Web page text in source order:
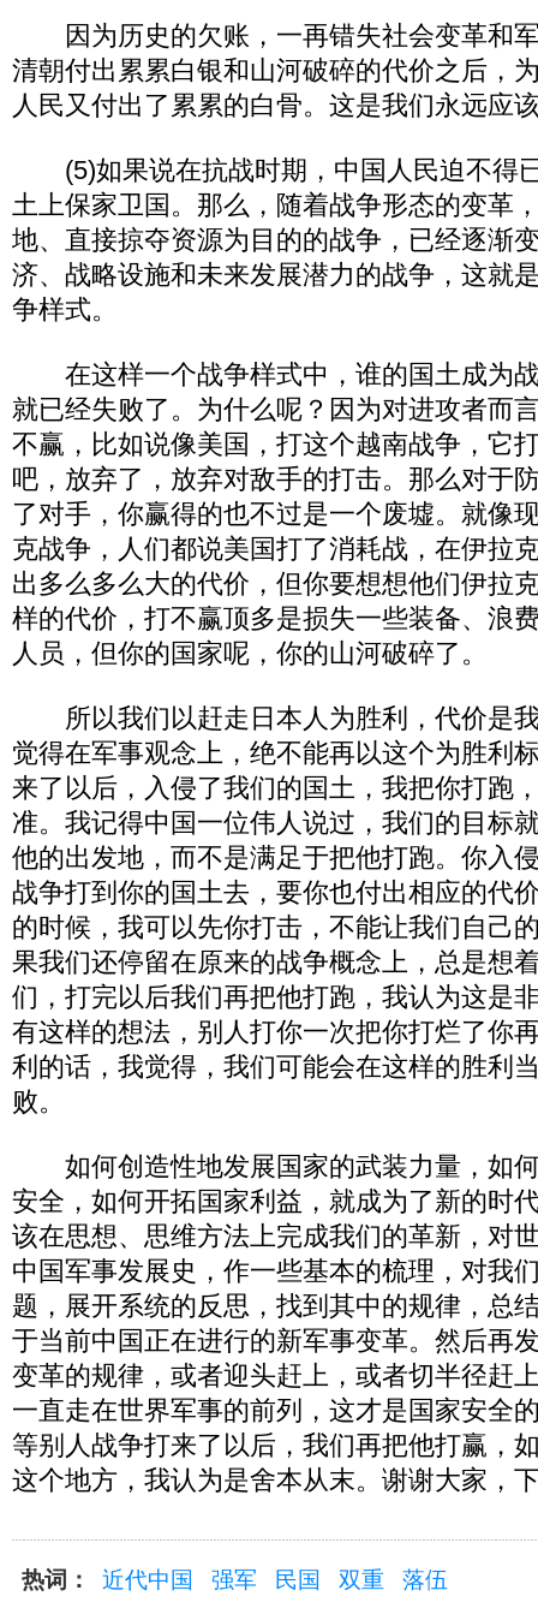
因为历史的欠账，一再错失社会变革和
清朝付出累累白银和山河破碎的代价之后，
人民又付出了累累的白骨。这是我们永远应
(5)如果说在抗战时期，中国人民迫不得
土上保家卫国。那么，随着战争形态的变革
地、直接掠夺资源为目的的战争，已经逐渐
济、战略设施和未来发展潜力的战争，这就
争样式。
在这样一个战争样式中，谁的国土成为
就已经失败了。为什么呢？因为对进攻者而
不赢，比如说像美国，打这个越南战争，它
吧，放弃了，放弃对敌手的打击。那么对于
了对手，你赢得的也不过是一个废墟。就像
克战争，人们都说美国打了消耗战，在伊拉
出多么多么大的代价，但你要想想他们伊拉
样的代价，打不赢顶多是损失一些装备、浪
人员，但你的国家呢，你的山河破碎了。
所以我们以赶走日本人为胜利，代价是
觉得在军事观念上，绝不能再以这个为胜利
来了以后，入侵了我们的国土，我把你打跑
准。我记得中国一位伟人说过，我们的目标
他的出发地，而不是满足于把他打跑。你入
战争打到你的国土去，要你也付出相应的代
的时候，我可以先你打击，不能让我们自己
果我们还停留在原来的战争概念上，总是想
们，打完以后我们再把他打跑，我认为这是
有这样的想法，别人打你一次把你打烂了你
利的话，我觉得，我们可能会在这样的胜利
败。
如何创造性地发展国家的武装力量，如
安全，如何开拓国家利益，就成为了新的时
该在思想、思维方法上完成我们的革新，对
中国军事发展史，作一些基本的梳理，对我
题，展开系统的反思，找到其中的规律，总
于当前中国正在进行的新军事变革。然后再
变革的规律，或者迎头赶上，或者切半径赶
一直走在世界军事的前列，这才是国家安全
等别人战争打来了以后，我们再把他打赢，
这个地方，我认为是舍本从末。谢谢大家，
热词： 近代中国 强军 民国 双重 落伍